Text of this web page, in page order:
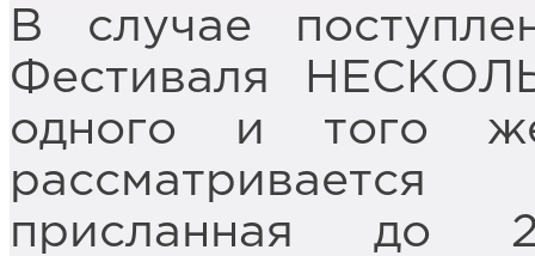
В случае
Фестиваля
одного и того
присланная